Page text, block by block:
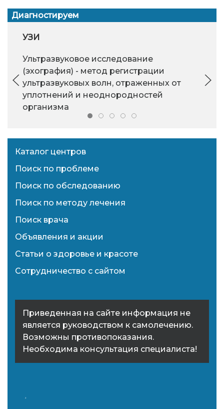
Диагностируем
УЗИ
Ультразвуковое исследование
(эхография) - метод регистрации
ультразвуковых волн, отраженных от
уплотнений и неоднородностей
организма
Каталог центров
Поиск по проблеме
Поиск по обследованию
Поиск по методу лечения
Поиск врача
Объявления и акции
Статьи о здоровье и красоте
Сотрудничество с сайтом
Приведенная на сайте информация не
является руководством к самолечению.
Возможны противопоказания.
Необходима консультация специалиста!